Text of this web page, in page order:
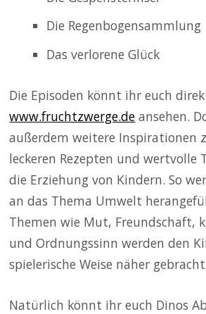
Die Regenbogensammlung
Das verlorene Glück
Die Episoden könnt ihr euch
www.fruchtzwerge.de ansehen.
außerdem weitere Inspirationen
leckeren Rezepten und wertvolle
die Erziehung von Kindern. So
an das Thema Umwelt
Themen wie Mut, Freundschaft,
und Ordnungssinn werden den
spielerische Weise näher
Natürlich könnt ihr euch Dinos